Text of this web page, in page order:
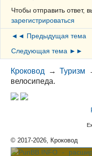
Чтобы отправить ответ,
зарегистрироваться
◄◄ Предыдущая тема
Следующая тема ►►
Кроковод →Туризм
велосипеда.
© 2017-2026, Кроковод